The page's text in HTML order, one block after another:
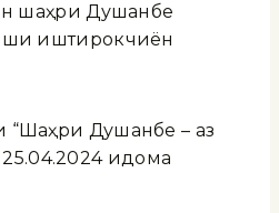
шаҳри Душанбе
иштирокчиён
Душанбе – аз
25.04.2024 идома